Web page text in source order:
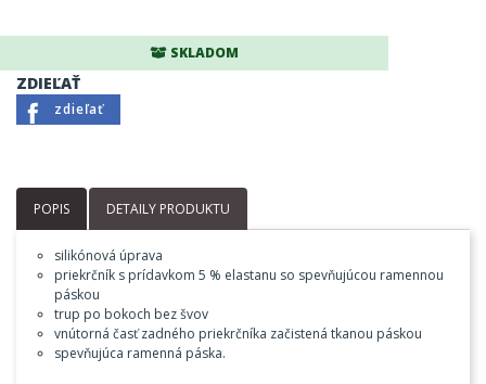
SKLADOM
ZDIEĽAŤ
zdieľať
POPIS DETAILY PRODUKTU
silikónová úprava
priekrčník s prídavkom 5 % elastanu so spevňujúcou ramennou
páskou
trup po bokoch bez švov
vnútorná časť zadného priekrčníka začistená tkanou páskou
spevňujúca ramenná páska.